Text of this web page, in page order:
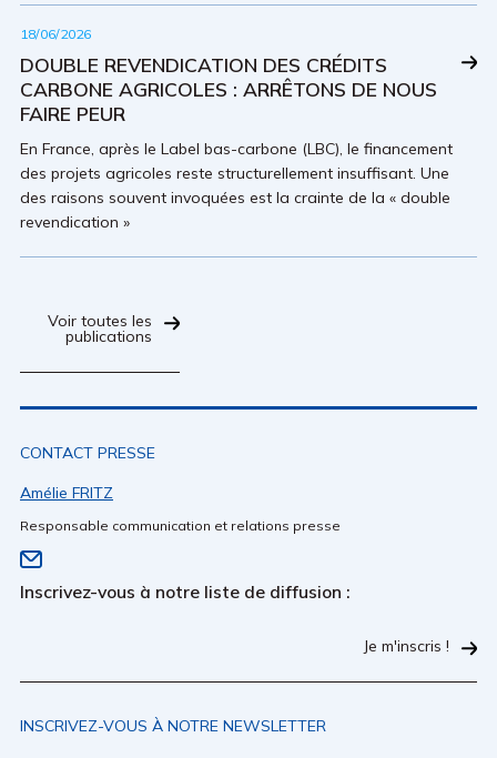
18/06/2026
DOUBLE REVENDICATION DES CRÉDITS
CARBONE AGRICOLES : ARRÊTONS DE NOUS
FAIRE PEUR
En France, après le Label bas-carbone (LBC), le finance­ment
des projets agricoles reste structu­rellement insuffisant. Une
des raisons souvent invoquées est la crainte de la « double
revendication »
Voir toutes les
publications
CONTACT PRESSE
Amélie FRITZ
Responsable communication et relations presse
Inscrivez-vous à notre liste de diffusion :
Je m'inscris !
INSCRIVEZ-VOUS À NOTRE NEWSLETTER